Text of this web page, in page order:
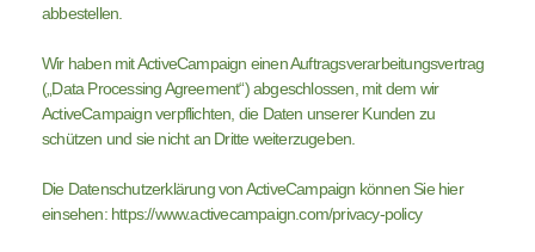
abbestellen.
Wir haben mit ActiveCampaign einen Auftragsverarbeitungsvertrag
(„Data Processing Agreement“) abgeschlossen, mit dem wir
ActiveCampaign verpflichten, die Daten unserer Kunden zu
schützen und sie nicht an Dritte weiterzugeben.
Die Datenschutzerklärung von ActiveCampaign können Sie hier
einsehen: https://www.activecampaign.com/privacy-policy